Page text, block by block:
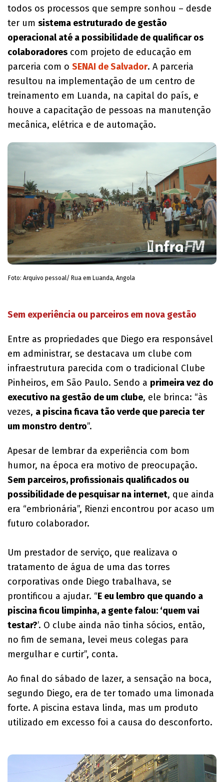
todos os processos que sempre sonhou – desde
ter um sistema estruturado de gestão
operacional até a possibilidade de qualificar os
colaboradores com projeto de educação em
parceria com o SENAI de Salvador. A parceria
resultou na implementação de um centro de
treinamento em Luanda, na capital do país, e
houve a capacitação de pessoas na manutenção
mecânica, elétrica e de automação.
Foto: Arquivo pessoal/ Rua em Luanda, Angola
Sem experiência ou parceiros em nova gestão
Entre as propriedades que Diego era responsável
em administrar, se destacava um clube com
infraestrutura parecida com o tradicional Clube
Pinheiros, em São Paulo. Sendo a primeira vez do
executivo na gestão de um clube, ele brinca: “às
vezes, a piscina ficava tão verde que parecia ter
um monstro dentro”.
Apesar de lembrar da experiência com bom
humor, na época era motivo de preocupação.
Sem parceiros, profissionais qualificados ou
possibilidade de pesquisar na internet, que ainda
era “embrionária”, Rienzi encontrou por acaso um
futuro colaborador.
Um prestador de serviço, que realizava o
tratamento de água de uma das torres
corporativas onde Diego trabalhava, se
prontificou a ajudar. “E eu lembro que quando a
piscina ficou limpinha, a gente falou: ‘quem vai
testar?’. O clube ainda não tinha sócios, então,
no fim de semana, levei meus colegas para
mergulhar e curtir”, conta.
Ao final do sábado de lazer, a sensação na boca,
segundo Diego, era de ter tomado uma limonada
forte. A piscina estava linda, mas um produto
utilizado em excesso foi a causa do desconforto.